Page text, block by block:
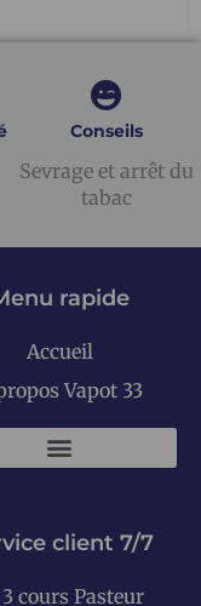
Conseils
Sevrage et arrêt du
tabac
rapide
Accueil
Vapot 33
client 7/7
3 cours Pasteur